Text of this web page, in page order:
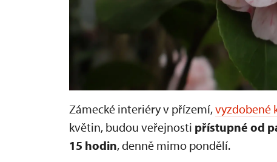
Zámecké interiéry v přízemí,vyzdobené
květin, budou veřejnosti přístupné od
15 hodin, denně mimo pondělí.